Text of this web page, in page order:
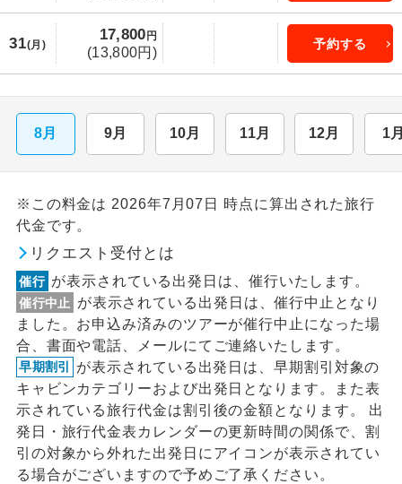
31(月)
17,800 円
(13,800円)
予約する
8月 9月 10月 11月 12月 1
※この料金は 2026年7月07日 時点に算出された旅行
代金です。
リクエスト受付とは
催行 が表示されている出発日は、催行いたします。
催行中止
が表示されている出発日は、催行中止となり
ました。お申込み済みのツアーが催行中止になった場
合、書面や電話、メールにてご連絡いたします。
早期割引
が表示されている出発日は、早期割引対象の
キャビンカテゴリーおよび出発日となります。また表
示されている旅行代金は割引後の金額となります。 出
発日・旅行代金表カレンダーの更新時間の関係で、割
引の対象から外れた出発日にアイコンが表示されてい
る場合がございますので予めご了承ください。